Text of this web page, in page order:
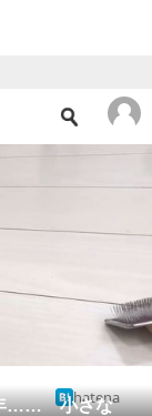
年…… 小さな
hatena